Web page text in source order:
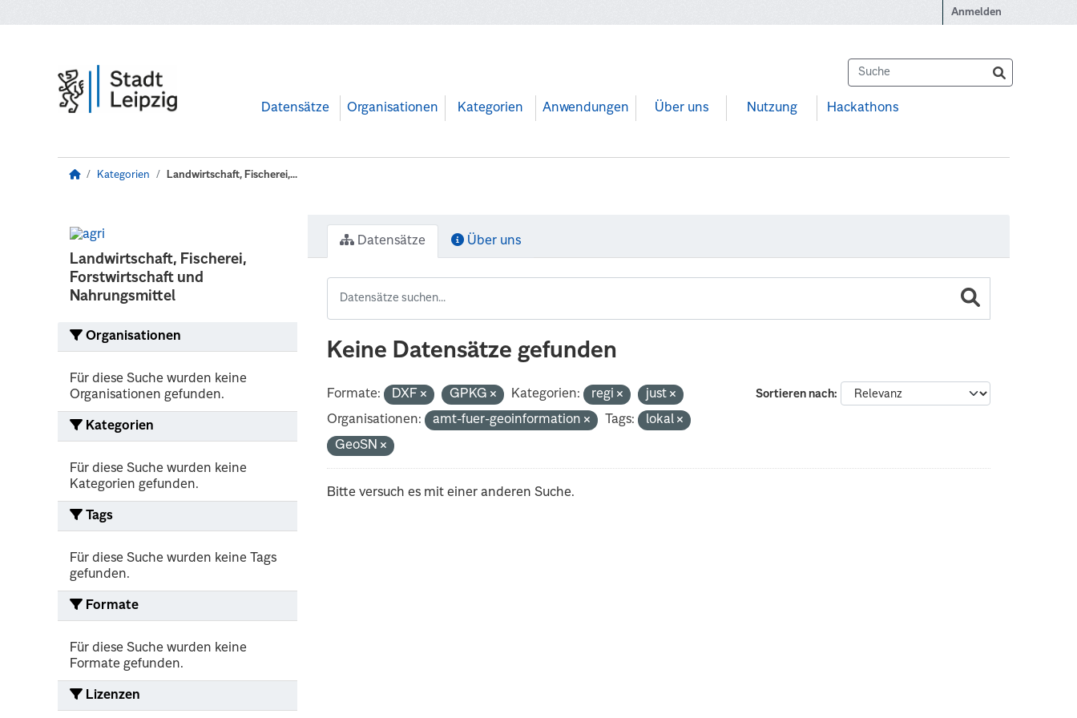
Anmelden
Datensätze Organisationen Kategorien Anwendungen Über uns Nutzung Hackathons
Kategorien Landwirtschaft, Fischerei,...
Landwirtschaft, Fischerei,
Forstwirtschaft und
Nahrungsmittel
Organisationen
Für diese Suche wurden keine
Organisationen gefunden.
Kategorien
Für diese Suche wurden keine
Kategorien gefunden.
Tags
Für diese Suche wurden keine Tags
gefunden.
Formate
Für diese Suche wurden keine
Formate gefunden.
Lizenzen
Datensätze Über uns
Keine Datensätze gefunden
Sortieren nach
Formate: DXF GPKG Kategorien: regi
just
Organisationen:
amt-fuer-geoinformation Tags:
lokal
GeoSN
Bitte versuch es mit einer anderen Suche.